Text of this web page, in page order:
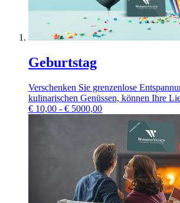
Geburtstag
Verschenken Sie grenzenlose
kulinarischen Genüssen, können Ihre
€ 10,00 - € 5000,00